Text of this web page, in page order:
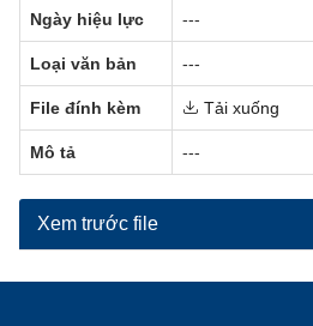
Ngày hiệu lực ---
Loại văn bản ---
File đính kèm Tải xuống
Mô tả ---
Xem trước file